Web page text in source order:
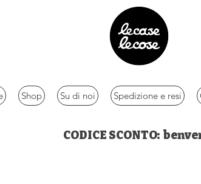
Shop Su di noi Spedizione e resi
CODICE SCONTO: